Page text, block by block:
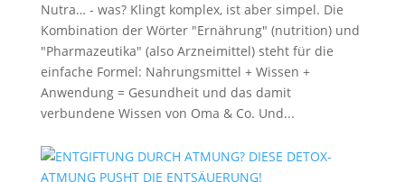
Nutra… - was? Klingt komplex, ist aber simpel. Die
Kombination der Wörter "Ernährung" (nutrition) und
"Pharmazeutika" (also Arzneimittel) steht für die
einfache Formel: Nahrungsmittel + Wissen +
Anwendung = Gesundheit und das damit
verbundene Wissen von Oma & Co. Und...